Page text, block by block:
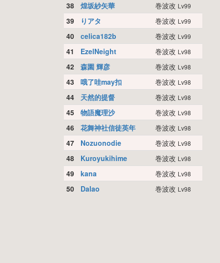
38 煌坂紗矢華 巻波改 Lv99
39 りアタ 巻波改 Lv99
40 celica182b 巻波改 Lv99
41 EzelNeight 巻波改 Lv98
42 森園 輝彦 巻波改 Lv98
43 哦了哇may扣 巻波改 Lv98
44 天然的提督 巻波改 Lv98
45 物語魔理沙 巻波改 Lv98
46 花舞神社信徒英年 巻波改 Lv98
47 Nozuonodie 巻波改 Lv98
48 Kuroyukihime 巻波改 Lv98
49 kana 巻波改 Lv98
50 Dalao 巻波改 Lv98